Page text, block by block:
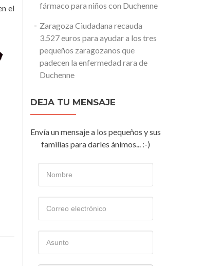
el
fármaco para niños con Duchenne
Zaragoza Ciudadana recauda
3.527 euros para ayudar a los tres
pequeños zaragozanos que
padecen la enfermedad rara de
Duchenne
DEJA TU MENSAJE
Envía un mensaje a los pequeños y sus
familias para darles ánimos... :-)